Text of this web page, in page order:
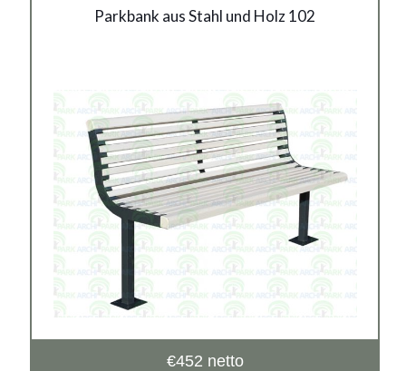
Parkbank aus Stahl und Holz 102
Stahlbank 1012
Siehe mehr
€452 netto